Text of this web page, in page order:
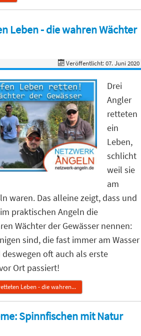
Leben - die wahren Wächter
Veröffentlicht: 07. Juni 2020
Drei
Angler
retteten
ein
Leben,
schlicht
weil sie
am
waren. Das alleine zeigt, dass und
praktischen Angeln die
Wächter der Gewässer nennen:
sind, die fast immer am Wasser
oft auch als erste
Ort passiert!
Leben - die wahren...
Spinnfischen mit Natur